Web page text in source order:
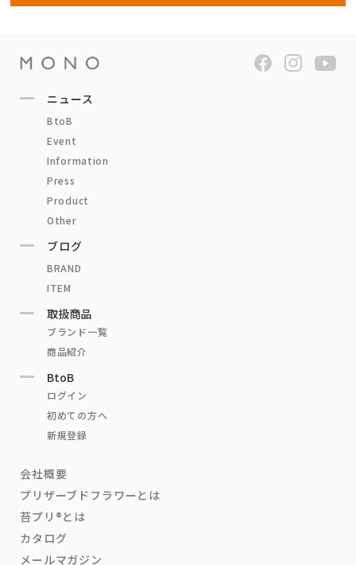
ニュース
BtoB
Event
Information
Press
Product
Other
ブログ
BRAND
ITEM
取扱商品
ブランド一覧
商品紹介
BtoB
ログイン
初めての方へ
新規登録
会社概要
プリザーブドフラワーとは
苔プリ®とは
カタログ
メールマガジン